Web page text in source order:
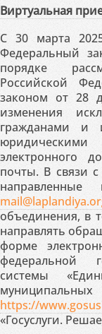
Виртуальная
С 30 марта
Федеральный
порядке
Российской
законом от 28
изменения
гражданами и
электронного
почты. В связи
объединения, в
направлять
форме
федеральной
системы
https://
«Госуслуги.